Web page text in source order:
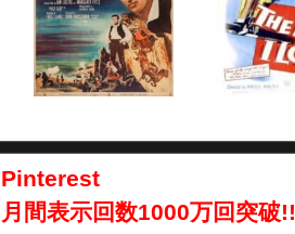
Pinterest
月間表示回数1000万回突破!!